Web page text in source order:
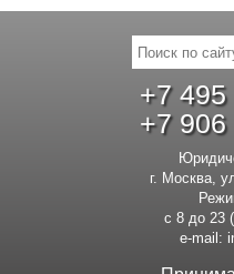
+7 495
+7 906
г. Москва,
с 8 до 23
e-mail: